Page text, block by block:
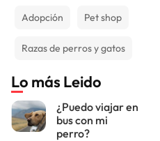
Adopción Pet shop
Razas de perros y gatos
Lo más Leido
¿Puedo viajar en
bus con mi
perro?